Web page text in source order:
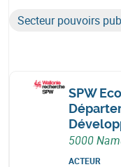
Secteur pouvoirs
SPW
5000
ACTEUR